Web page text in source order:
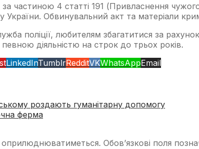
за частиною 4 статті 191 (Привласнення
України. Обвинувальний акт та матеріали
поліції, любителям збагатитися за
діяльністю на строк до трьох років.
LinkedInTumblrRedditVKWhatsAppEmail
роздають гуманітарну допомогу
ферма
Обов’язкові поля